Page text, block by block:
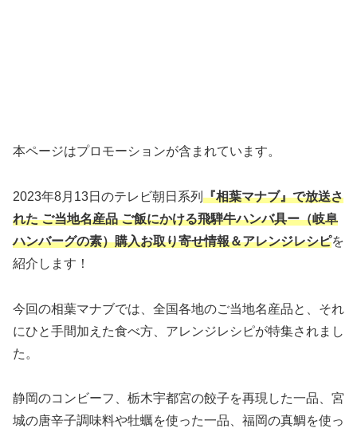
本ページはプロモーションが含まれています。
2023年8月13日のテレビ朝日系列 『相葉マナブ』で放送さ
れた ご当地名産品 ご飯にかける飛騨牛ハンバ具ー（岐阜
ハンバーグの素）購入お取り寄せ情報＆アレンジレシピを
紹介します！
今回の相葉マナブでは、全国各地のご当地名産品と、それ
にひと手間加えた食べ方、アレンジレシピが特集されまし
た。
静岡のコンビーフ、栃木宇都宮の餃子を再現した一品、宮
城の唐辛子調味料や牡蠣を使った一品、福岡の真鯛を使っ